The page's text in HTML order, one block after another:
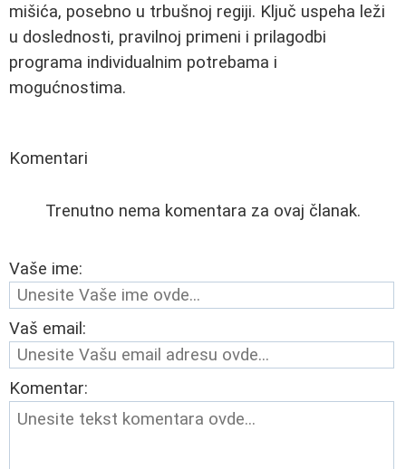
mišića, posebno u trbušnoj regiji. Ključ uspeha leži
u doslednosti, pravilnoj primeni i prilagodbi
programa individualnim potrebama i
mogućnostima.
Komentari
Trenutno nema komentara za ovaj članak.
Vaše ime:
Vaš email:
Komentar: